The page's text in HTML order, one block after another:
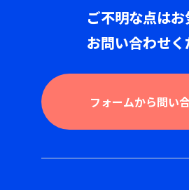
ご不明な点は
お問い合わせく
フォームから問い